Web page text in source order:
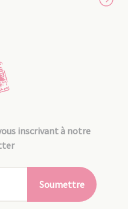
inscrivant à notre
Soumettre